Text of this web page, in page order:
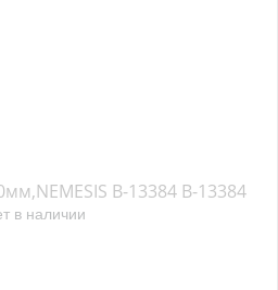
B-13384 B-13384
в наличии